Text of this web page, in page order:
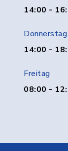
14:00 -
14:00 -
Freitag
08:00 -